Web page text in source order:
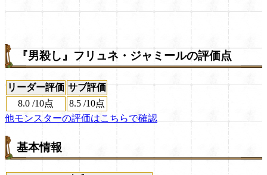
『男殺し』フリュネ・ジャミールの評価点
リーダー評価 サブ評価
8.0 /10点 8.5 /10点
他モンスターの評価はこちらで確認
基本情報